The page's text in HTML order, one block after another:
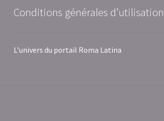
Conditions générales d’utilisation
L’univers du portail Roma Latina